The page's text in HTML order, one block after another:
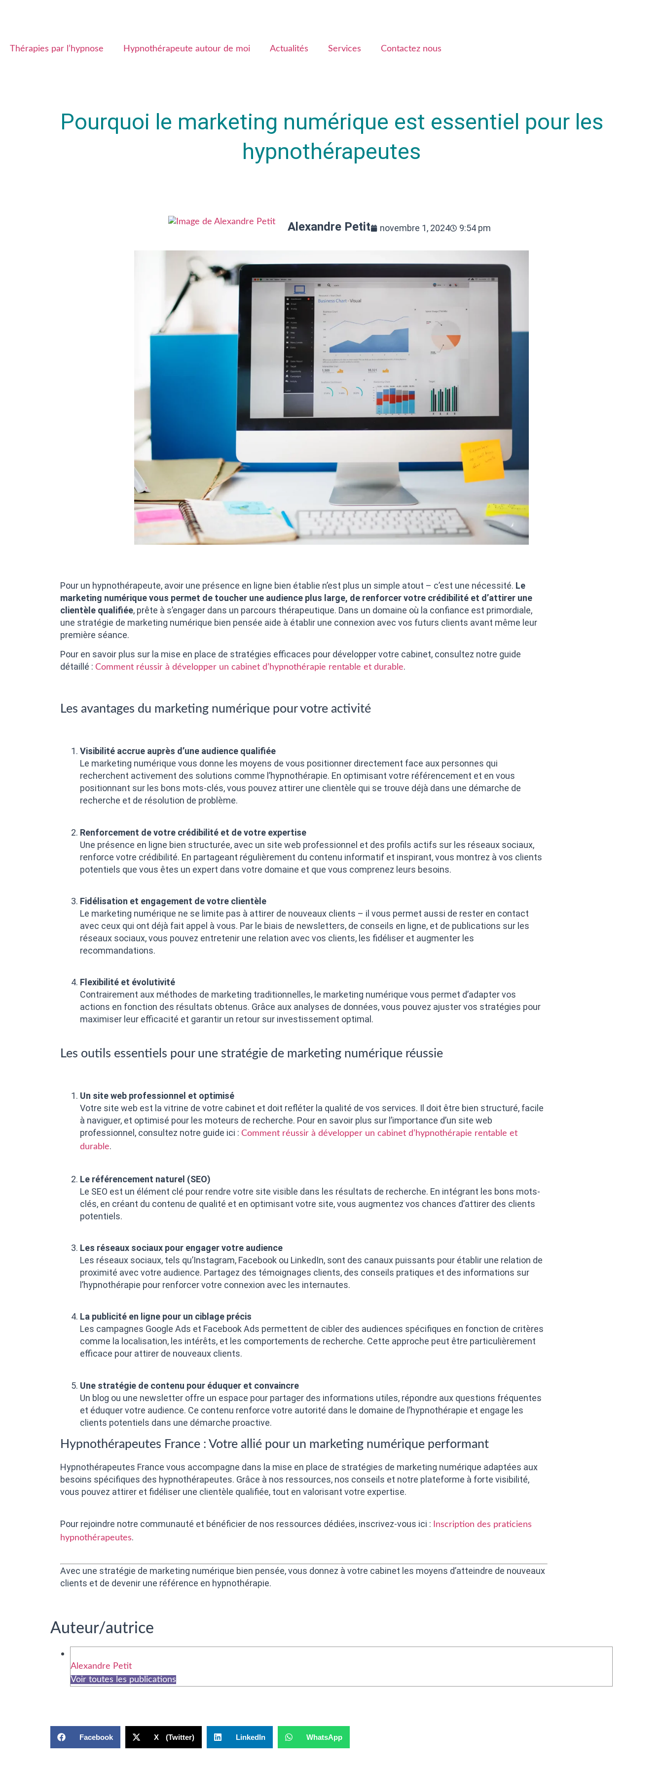
Thérapies par l’hypnose Hypnothérapeute autour de moi Actualités Services Contactez nous
Pourquoi le marketing numérique est essentiel pour les
hypnothérapeutes
Alexandre Petit novembre 1, 2024 9:54 pm
Pour un hypnothérapeute, avoir une présence en ligne bien établie n’est plus un simple atout – c’est une nécessité. Le
marketing numérique vous permet de toucher une audience plus large, de renforcer votre crédibilité et d’attirer une
clientèle qualifiée, prête à s’engager dans un parcours thérapeutique. Dans un domaine où la confiance est primordiale,
une stratégie de marketing numérique bien pensée aide à établir une connexion avec vos futurs clients avant même leur
première séance.
Pour en savoir plus sur la mise en place de stratégies efficaces pour développer votre cabinet, consultez notre guide
détaillé : Comment réussir à développer un cabinet d’hypnothérapie rentable et durable.
Les avantages du marketing numérique pour votre activité
Visibilité accrue auprès d’une audience qualifiée
Le marketing numérique vous donne les moyens de vous positionner directement face aux personnes qui
recherchent activement des solutions comme l’hypnothérapie. En optimisant votre référencement et en vous
positionnant sur les bons mots-clés, vous pouvez attirer une clientèle qui se trouve déjà dans une démarche de
recherche et de résolution de problème.
Renforcement de votre crédibilité et de votre expertise
Une présence en ligne bien structurée, avec un site web professionnel et des profils actifs sur les réseaux sociaux,
renforce votre crédibilité. En partageant régulièrement du contenu informatif et inspirant, vous montrez à vos clients
potentiels que vous êtes un expert dans votre domaine et que vous comprenez leurs besoins.
Fidélisation et engagement de votre clientèle
Le marketing numérique ne se limite pas à attirer de nouveaux clients – il vous permet aussi de rester en contact
avec ceux qui ont déjà fait appel à vous. Par le biais de newsletters, de conseils en ligne, et de publications sur les
réseaux sociaux, vous pouvez entretenir une relation avec vos clients, les fidéliser et augmenter les
recommandations.
Flexibilité et évolutivité
Contrairement aux méthodes de marketing traditionnelles, le marketing numérique vous permet d’adapter vos
actions en fonction des résultats obtenus. Grâce aux analyses de données, vous pouvez ajuster vos stratégies pour
maximiser leur efficacité et garantir un retour sur investissement optimal.
Les outils essentiels pour une stratégie de marketing numérique réussie
Un site web professionnel et optimisé
Votre site web est la vitrine de votre cabinet et doit refléter la qualité de vos services. Il doit être bien structuré, facile
à naviguer, et optimisé pour les moteurs de recherche. Pour en savoir plus sur l’importance d’un site web
professionnel, consultez notre guide ici : Comment réussir à développer un cabinet d’hypnothérapie rentable et
durable.
Le référencement naturel (SEO)
Le SEO est un élément clé pour rendre votre site visible dans les résultats de recherche. En intégrant les bons mots-
clés, en créant du contenu de qualité et en optimisant votre site, vous augmentez vos chances d’attirer des clients
potentiels.
Les réseaux sociaux pour engager votre audience
Les réseaux sociaux, tels qu’Instagram, Facebook ou LinkedIn, sont des canaux puissants pour établir une relation de
proximité avec votre audience. Partagez des témoignages clients, des conseils pratiques et des informations sur
l’hypnothérapie pour renforcer votre connexion avec les internautes.
La publicité en ligne pour un ciblage précis
Les campagnes Google Ads et Facebook Ads permettent de cibler des audiences spécifiques en fonction de critères
comme la localisation, les intérêts, et les comportements de recherche. Cette approche peut être particulièrement
efficace pour attirer de nouveaux clients.
Une stratégie de contenu pour éduquer et convaincre
Un blog ou une newsletter offre un espace pour partager des informations utiles, répondre aux questions fréquentes
et éduquer votre audience. Ce contenu renforce votre autorité dans le domaine de l’hypnothérapie et engage les
clients potentiels dans une démarche proactive.
Hypnothérapeutes France : Votre allié pour un marketing numérique performant
Hypnothérapeutes France vous accompagne dans la mise en place de stratégies de marketing numérique adaptées aux
besoins spécifiques des hypnothérapeutes. Grâce à nos ressources, nos conseils et notre plateforme à forte visibilité,
vous pouvez attirer et fidéliser une clientèle qualifiée, tout en valorisant votre expertise.
Pour rejoindre notre communauté et bénéficier de nos ressources dédiées, inscrivez-vous ici :
Inscription des praticiens
hypnothérapeutes.
Avec une stratégie de marketing numérique bien pensée, vous donnez à votre cabinet les moyens d’atteindre de nouveaux
clients et de devenir une référence en hypnothérapie.
Auteur/autrice
Alexandre Petit
Voir toutes les publications
Facebook X (Twitter) LinkedIn WhatsApp